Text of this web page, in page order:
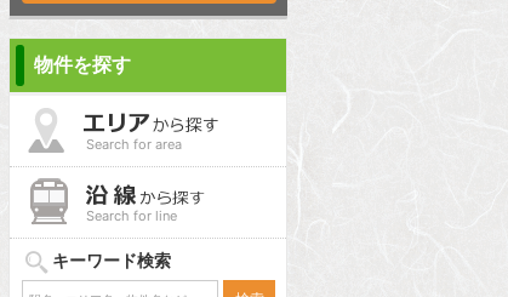
物件を探す
Search for area
Search for line
キーワード検索